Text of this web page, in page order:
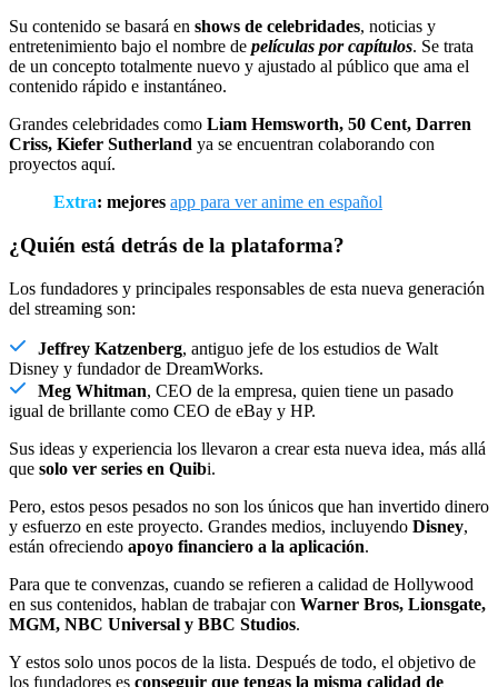
Su contenido se basará en shows de celebridades, noticias y
entretenimiento bajo el nombre de películas por capítulos. Se trata
de un concepto totalmente nuevo y ajustado al público que ama el
contenido rápido e instantáneo.
Grandes celebridades como Liam Hemsworth, 50 Cent, Darren
Criss, Kiefer Sutherland ya se encuentran colaborando con
proyectos aquí.
Extra: mejores app para ver anime en español
¿Quién está detrás de la plataforma?
Los fundadores y principales responsables de esta nueva generación
del streaming son:
Jeffrey Katzenberg, antiguo jefe de los estudios de Walt
Disney y fundador de DreamWorks.
Meg Whitman, CEO de la empresa, quien tiene un pasado
igual de brillante como CEO de eBay y HP.
Sus ideas y experiencia los llevaron a crear esta nueva idea, más allá
que solo ver series en Quibi.
Pero, estos pesos pesados no son los únicos que han invertido dinero
y esfuerzo en este proyecto. Grandes medios, incluyendo Disney,
están ofreciendo apoyo financiero a la aplicación.
Para que te convenzas, cuando se refieren a calidad de Hollywood
en sus contenidos, hablan de trabajar con Warner Bros, Lionsgate,
MGM, NBC Universal y BBC Studios.
Y estos solo unos pocos de la lista. Después de todo, el objetivo de
los fundadores es conseguir que tengas la misma calidad de